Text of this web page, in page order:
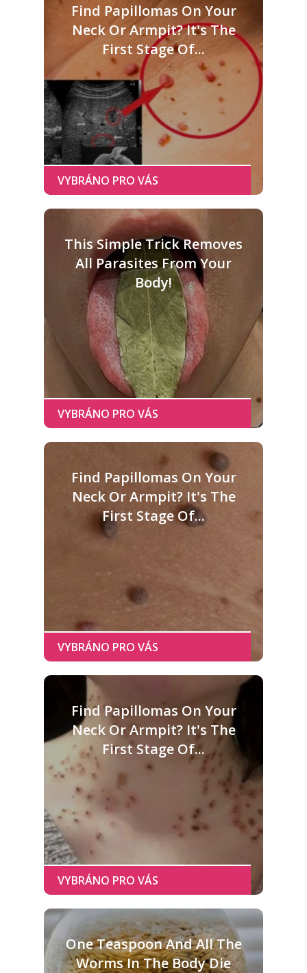
Find Papillomas On Your
Neck Or Armpit? It's The
First Stage Of...
This Simple Trick Removes
All Parasites From Your
Body!
Find Papillomas On Your
Neck Or Armpit? It's The
First Stage Of...
Find Papillomas On Your
Neck Or Armpit? It's The
First Stage Of...
One Teaspoon And All The
Worms In The Body Die